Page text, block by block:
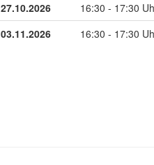
27.10.2026
16:30 - 17:30
03.11.2026
16:30 - 17:30